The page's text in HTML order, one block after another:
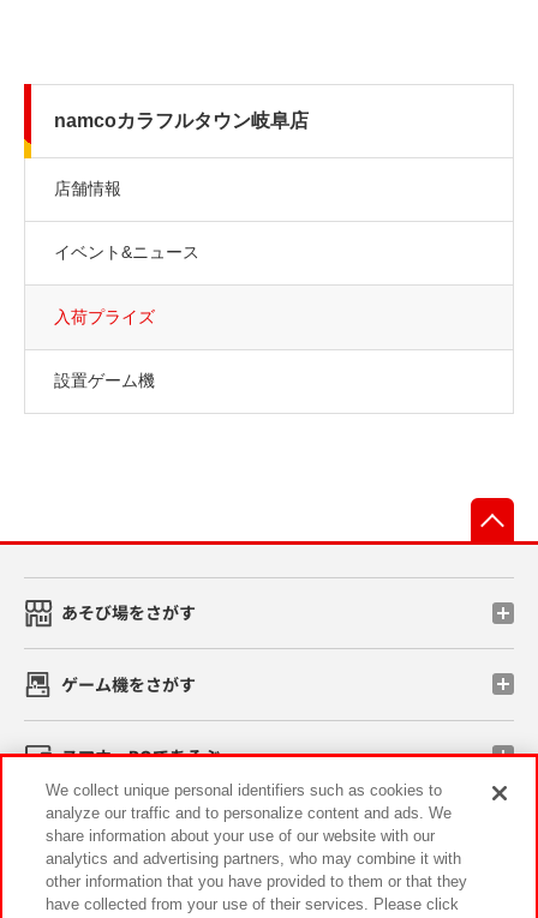
namcoカラフルタウン岐阜店
店舗情報
イベント&ニュース
入荷プライズ
設置ゲーム機
あそび場をさがす
ゲーム機をさがす
スマホ・PCであそぶ
イベント・キャンペーン
We collect unique personal identifiers such as cookies to
analyze our traffic and to personalize content and ads. We
share information about your use of our website with our
analytics and advertising partners, who may combine it with
other information that you have provided to them or that they
have collected from your use of their services. Please click